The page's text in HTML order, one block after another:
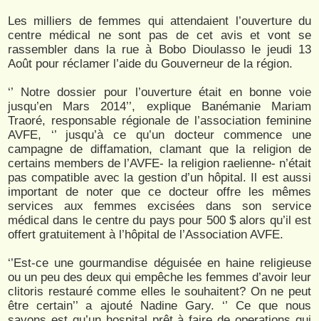
Les milliers de femmes qui attendaient l’ouverture du
centre médical ne sont pas de cet avis et vont se
rassembler dans la rue à Bobo Dioulasso le jeudi 13
Août pour réclamer l’aide du Gouverneur de la région.
‘’ Notre dossier pour l’ouverture était en bonne voie
jusqu’en Mars 2014’’, explique Banémanie Mariam
Traoré, responsable régionale de l’association feminine
AVFE, ‘’ jusqu’à ce qu’un docteur commence une
campagne de diffamation, clamant que la religion de
certains members de l’AVFE- la religion raelienne- n’était
pas compatible avec la gestion d’un hôpital. Il est aussi
important de noter que ce docteur offre les mêmes
services aux femmes excisées dans son service
médical dans le centre du pays pour 500 $ alors qu’il est
offert gratuitement à l’hôpital de l’Association AVFE.
‘’Est-ce une gourmandise déguisée en haine religieuse
ou un peu des deux qui empêche les femmes d’avoir leur
clitoris restauré comme elles le souhaitent? On ne peut
être certain’’ a ajouté Nadine Gary. ‘’ Ce que nous